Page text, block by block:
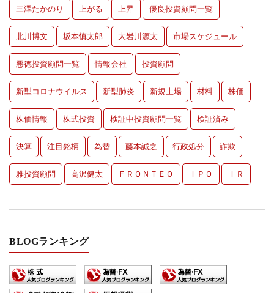
三澤たかのり 上がる 上昇 優良投資顧問一覧
北川博文 坂本慎太郎 大岩川源太 市場スケジュール
悪徳投資顧問一覧 情報会社 投資顧問
新型コロナウイルス 新型肺炎 新規上場 材料 株価
株価情報 株式投資 検証中投資顧問一覧 検証済み
決算 注目銘柄 為替 藤本誠之 行政処分 詐欺
雅投資顧問 高沢健太 ＦＲＯＮＴＥＯ ＩＰＯ ＩＲ
BLOGランキング